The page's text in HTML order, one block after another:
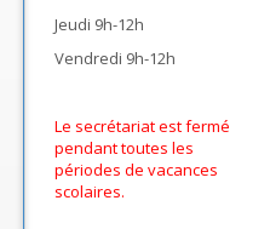
Jeudi 9h-12h
Vendredi 9h-12h
Le secrétariat est fermé
pendant toutes les
périodes de vacances
scolaires.